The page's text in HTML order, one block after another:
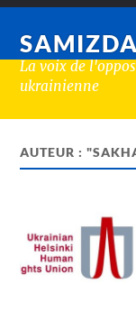
La voix de
ukrainienne
AUTEUR :